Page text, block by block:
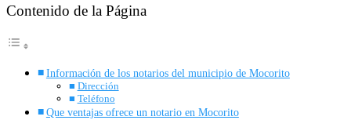
Contenido de la Página
Información de los notarios del municipio de Mocorito
Dirección
Teléfono
Que ventajas ofrece un notario en Mocorito